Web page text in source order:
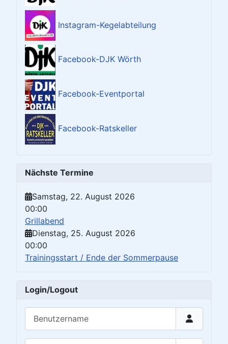
Instagram-Kegelabteilung
Facebook-DJK Wörth
Facebook-Eventportal
Facebook-Ratskeller
Nächste Termine
Samstag, 22. August 2026
00:00
Grillabend
Dienstag, 25. August 2026
00:00
Trainingsstart / Ende der Sommerpause
Login/Logout